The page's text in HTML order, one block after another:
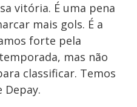
vitória. É uma pena
mais gols. É a
forte pela
mas não
classificar. Temos
Depay.